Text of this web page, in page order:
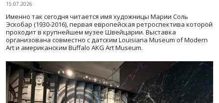
15.07.2026
Именно так сегодня читается имя художницы Марии Соль
Эскобар (1930-2016), первая европейская ретроспектива которой
проходит в крупнейшем музее Швейцарии. Выставка
организована совместно с датским Louisiana Museum of Modern
Art и американским Buffalo AKG Art Museum.